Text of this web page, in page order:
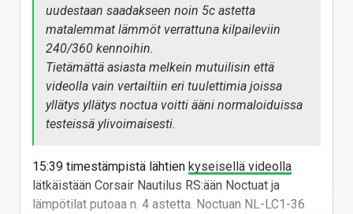
uudestaan saadakseen noin 5c astetta
matalemmat lämmöt verrattuna kilpaileviin
240/360 kennoihin.
Tietämättä asiasta melkein mutuilisin että
videolla vain vertailtiin eri tuulettimia joissa
yllätys yllätys noctua voitti ääni normaloiduissa
testeissä ylivoimaisesti.
15:39 timestämpistä lähtien kyseisellä videolla
lätkäistään Corsair Nautilus RS:ään Noctuat ja
lämpötilat putoaa n. 4 astetta. Noctuan NL-LC1-36